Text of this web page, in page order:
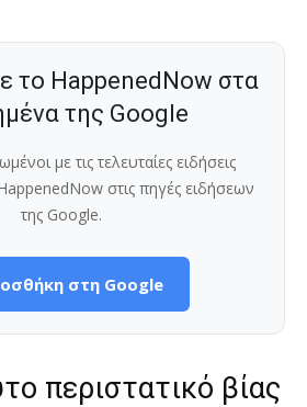
το HappenedNow στα
της Google
με τις τελευταίες ειδήσεις
στις πηγές ειδήσεων
της Google.
στη Google
περιστατικό βίας